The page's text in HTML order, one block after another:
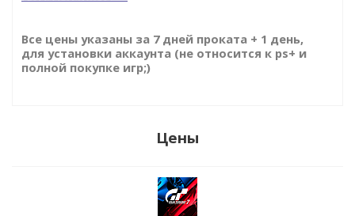
Все цены указаны за 7 дней проката + 1 день,
для установки аккаунта (не относится к ps+ и
полной покупке игр;)
Цены